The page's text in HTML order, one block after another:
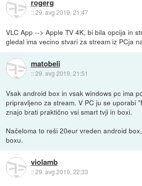
rogerg
::29. avg 2019, 21:47
VLC App --> Apple TV 4K, bi bila opcija in
gledal ima vecino stvari za stream iz PCja
matobeli
::29. avg 2019, 21:51
Vsak android box in vsak windows pc ima
pripravljeno za stream. V PC ju se uporabi
znajo brati praktično vsi smart tvji in boxi.
Načeloma to reši 20eur vreden android
boxu.
violamb
::29. avg 2019, 22:33